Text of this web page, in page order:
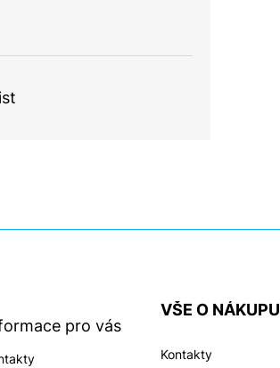
pro vás
VŠE O NÁKUPU
Kontakty